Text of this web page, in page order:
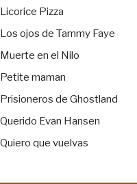
Licorice Pizza
Los ojos de Tammy Faye
Muerte en el Nilo
Petite maman
Prisioneros de Ghostland
Querido Evan Hansen
Quiero que vuelvas